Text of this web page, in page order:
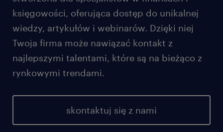
księgowości, oferująca dostęp do unikalnej
wiedzy, artykułów i webinarów. Dzięki niej
Twoja firma może nawiązać kontakt z
najlepszymi talentami, które są na bieżąco z
rynkowymi trendami.
skontaktuj się z nami